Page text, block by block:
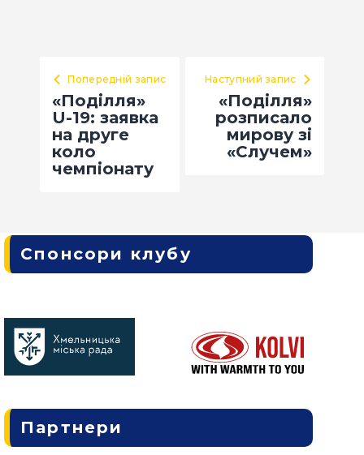
Попередній запис
«Поділля»
U-19: заявка
на друге
коло
чемпіонату
Наступний запис
«Поділля»
розписало
мирову зі
«Случем»
Спонсори клубу
Партнери